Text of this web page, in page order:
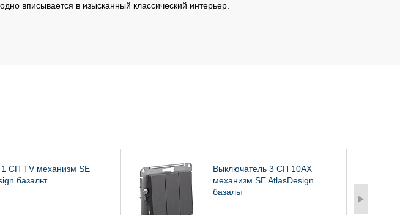
вписывается в изысканный классический интерьер.
1 СП TV механизм SE
базальт
Выключатель 3 СП 10АХ
механизм SE AtlasDesign
базальт